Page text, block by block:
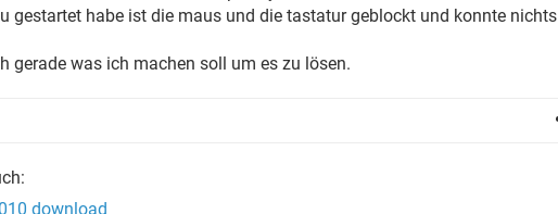
gestartet habe ist die maus und die tastatur geblockt und konnte nichts
gerade was ich machen soll um es zu lösen.
download